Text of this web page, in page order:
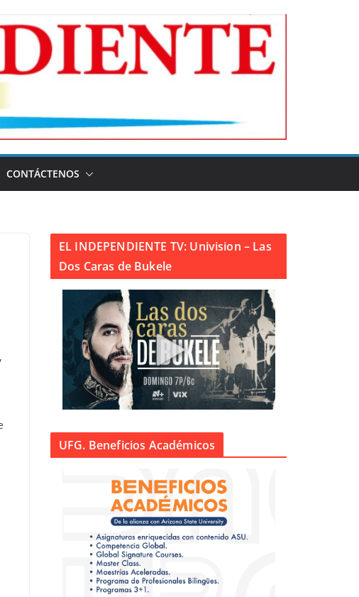
CONTÁCTENOS
EL INDEPENDIENTE TV: Univision – Las
Dos Caras de Bukele
UFG. Beneficios Académicos